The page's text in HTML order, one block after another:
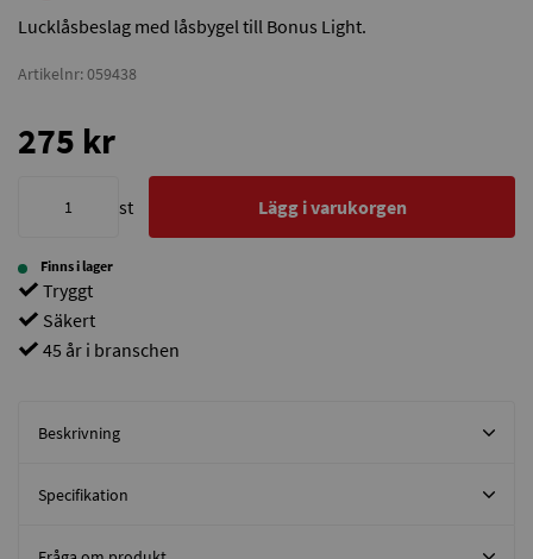
Lucklåsbeslag med låsbygel till Bonus Light.
Artikelnr: 059438
275 kr
st Lägg i varukorgen
Finns i lager
Tryggt
Säkert
45 år i branschen
Beskrivning
Specifikation